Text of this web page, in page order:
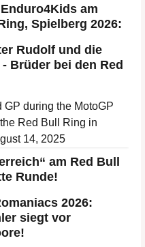
am
Spielberg 2026:
Rudolf und die
Brüder bei den Red
am Red Bull
Runde!
2026:
siegt vor